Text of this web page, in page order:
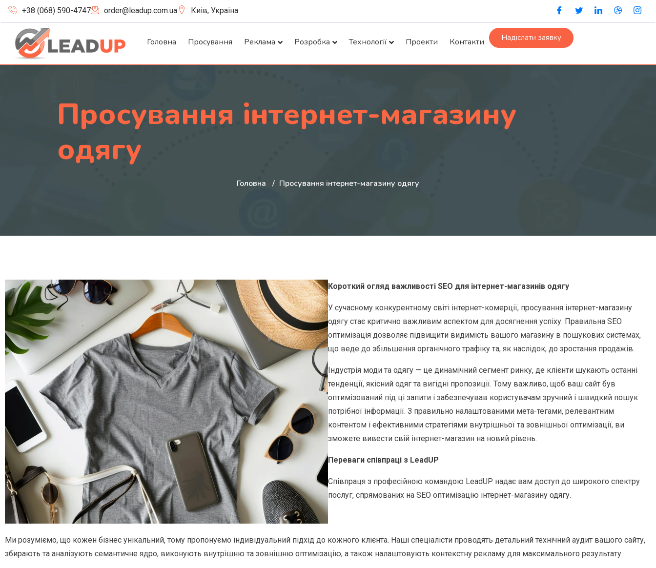
+38 (068) 590-4747 order@leadup.com.ua Киів, Украіна
Головна Просування Реклама Розробка Технології Проекти Контакти Надіслати заявку
Просування інтернет-магазину
одягу
Головна Просування інтернет-магазину одягу
Короткий огляд важливості SEO для інтернет-магазинів одягу
У сучасному конкурентному світі інтернет-комерції, просування інтернет-магазину
одягу стає критично важливим аспектом для досягнення успіху. Правильна SEO
оптимізація дозволяє підвищити видимість вашого магазину в пошукових системах,
що веде до збільшення органічного трафіку та, як наслідок, до зростання продажів.
Індустрія моди та одягу — це динамічний сегмент ринку, де клієнти шукають останні
тенденції, якісний одяг та вигідні пропозиції. Тому важливо, щоб ваш сайт був
оптимізований під ці запити і забезпечував користувачам зручний і швидкий пошук
потрібної інформації. З правильно налаштованими мета-тегами, релевантним
контентом і ефективними стратегіями внутрішньої та зовнішньої оптимізації, ви
зможете вивести свій інтернет-магазин на новий рівень.
Переваги співпраці з LeadUP
Співпраця з професійною командою LeadUP надає вам доступ до широкого спектру
послуг, спрямованих на SEO оптимізацію інтернет-магазину одягу.
Ми розуміємо, що кожен бізнес унікальний, тому пропонуємо індивідуальний підхід до кожного клієнта. Наші спеціалісти проводять детальний технічний аудит вашого сайту,
збирають та аналізують семантичне ядро, виконують внутрішню та зовнішню оптимізацію, а також налаштовують контекстну рекламу для максимального результату.